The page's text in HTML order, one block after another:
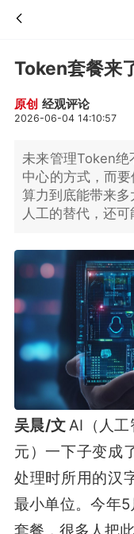
Token套餐来
原创 经观评论
2026-06-04 14:10:57
未来管理Token绝
中心的方式，而
算力到底能带来
人工的替代，还可
吴晨/文AI（人工
元）一下子变成
处理时所用的汉
最小单位。今年